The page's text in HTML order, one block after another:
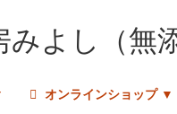
オンラインショップ ▼